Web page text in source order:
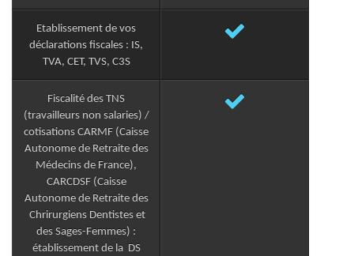
Etablissement de vos
déclarations fiscales : IS,
TVA, CET, TVS, C3S
Fiscalité des TNS
(travailleurs non salaries) /
cotisations CARMF (Caisse
Autonome de Retraite des
Médecins de France),
CARCDSF (Caisse
Autonome de Retraite des
Chrirurgiens Dentistes et
des Sages-Femmes) :
établissement de la DS